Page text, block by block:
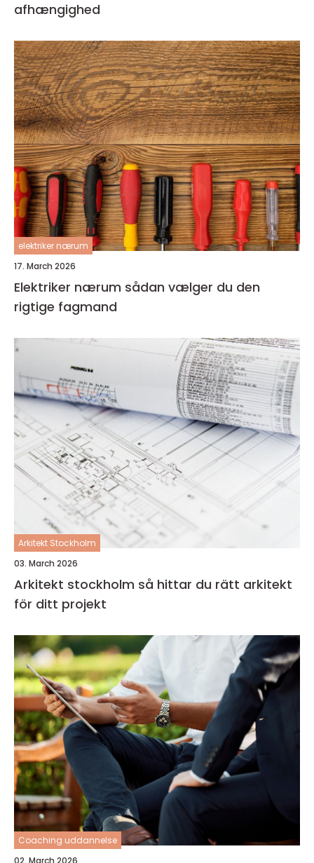
afhængighed
elektriker nærum
17. March 2026
Elektriker nærum sådan vælger du den
rigtige fagmand
Arkitekt Stockholm
03. March 2026
Arkitekt stockholm så hittar du rätt arkitekt
för ditt projekt
Coaching uddannelse
02. March 2026